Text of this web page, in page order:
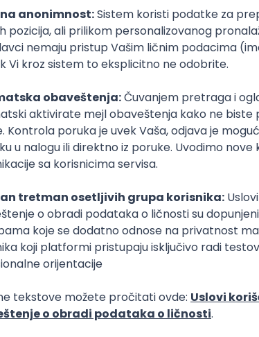
selekciju biće objavljene na sajtu
da neke od njih budu uključene u neka
.
Klub putnika
15. februar 2025.
Prijava je zatvorena
Sačuvaj dešavanje